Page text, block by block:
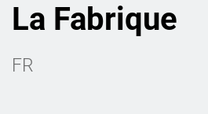
La Fabrique
FR